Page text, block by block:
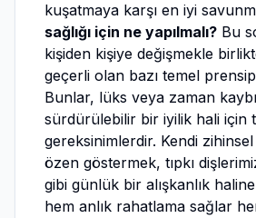
kuşatmaya karşı en iyi
sağlığı için ne yapılmalı? Bu
kişiden kişiye değişmekle
geçerli olan bazı temel
Bunlar, lüks veya zaman
sürdürülebilir bir iyilik hali için
gereksinimlerdir. Kendi
özen göstermek, tıpkı
gibi günlük bir alışkanlık
hem anlık rahatlama sağlar